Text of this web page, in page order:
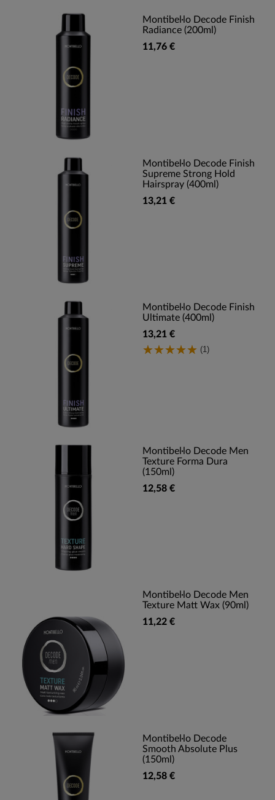
Montibel·lo Decode Finish
Radiance (200ml)
11,76 €
Montibel·lo Decode Finish
Supreme Strong Hold
Hairspray (400ml)
13,21 €
Montibel·lo Decode Finish
Ultimate (400ml)
13,21 €
(1)
Montibel·lo Decode Men
Texture Forma Dura
(150ml)
12,58 €
Montibel·lo Decode Men
Texture Matt Wax (90ml)
11,22 €
Montibel·lo Decode
Smooth Absolute Plus
(150ml)
12,58 €